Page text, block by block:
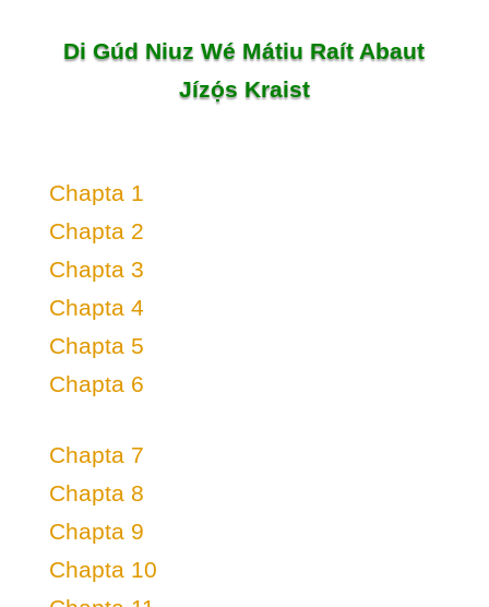
Di Gúd Niuz Wé Mátiu Raít Abaut
Jízọ́s Kraist
Chapta 1
Chapta 2
Chapta 3
Chapta 4
Chapta 5
Chapta 6
Chapta 7
Chapta 8
Chapta 9
Chapta 10